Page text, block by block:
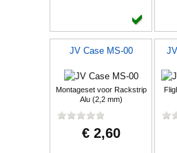
JV Case MS-00
Montageset voor Rackstrip
Alu (2,2 mm)
€ 2,60